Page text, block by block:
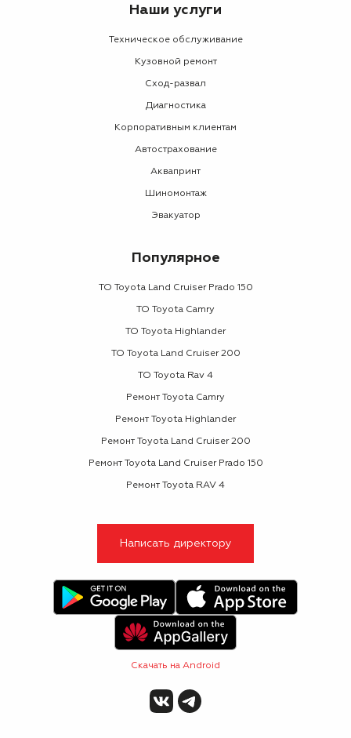
Наши услуги
Техническое обслуживание
Кузовной ремонт
Сход-развал
Диагностика
Корпоративным клиентам
Автострахование
Аквапринт
Шиномонтаж
Эвакуатор
Популярное
ТО Toyota Land Cruiser Prado 150
ТО Toyota Camry
ТО Toyota Highlander
ТО Toyota Land Cruiser 200
ТО Toyota Rav 4
Ремонт Toyota Camry
Ремонт Toyota Highlander
Ремонт Toyota Land Cruiser 200
Ремонт Toyota Land Cruiser Prado 150
Ремонт Toyota RAV 4
Написать директору
Скачать на Android